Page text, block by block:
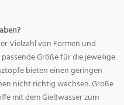
Vielzahl von Formen und
Größe für die jeweilige
bieten einen geringen
nicht richtig wachsen. Große
mit dem Gießwasser zum